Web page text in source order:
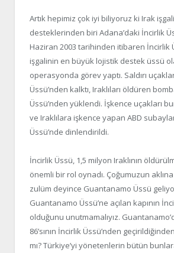
Artık hepimiz çok iyi biliyoruz ki Irak
desteklerinden biri Adana’daki İncirlik
Haziran 2003 tarihinden itibaren İncirlik
işgalinin en büyük lojistik destek üssü
operasyonda görev yaptı. Saldırı
Üssü’nden kalktı, Iraklıları öldüren
Üssü’nden yüklendi. İşkence uçakları
ve Iraklılara işkence yapan ABD
Üssü’nde dinlendirildi.
İncirlik Üssü, 1,5 milyon Iraklının
önemli bir rol oynadı. Çoğumuzun
zulüm deyince Guantanamo Üssü
Guantanamo Üssü’ne açılan kapının
olduğunu unutmamalıyız.
86’sının İncirlik Üssü’nden
mı? Türkiye’yi yönetenlerin bütün